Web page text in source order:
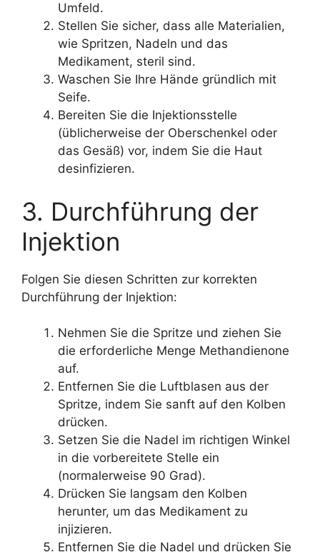
Umfeld.
Stellen Sie sicher, dass alle Materialien,
wie Spritzen, Nadeln und das
Medikament, steril sind.
Waschen Sie Ihre Hände gründlich mit
Seife.
Bereiten Sie die Injektionsstelle
(üblicherweise der Oberschenkel oder
das Gesäß) vor, indem Sie die Haut
desinfizieren.
3. Durchführung der
Injektion
Folgen Sie diesen Schritten zur korrekten
Durchführung der Injektion:
Nehmen Sie die Spritze und ziehen Sie
die erforderliche Menge Methandienone
auf.
Entfernen Sie die Luftblasen aus der
Spritze, indem Sie sanft auf den Kolben
drücken.
Setzen Sie die Nadel im richtigen Winkel
in die vorbereitete Stelle ein
(normalerweise 90 Grad).
Drücken Sie langsam den Kolben
herunter, um das Medikament zu
injizieren.
Entfernen Sie die Nadel und drücken Sie